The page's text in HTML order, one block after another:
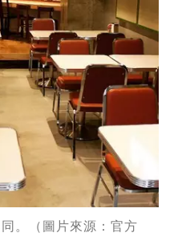
。（圖片來源：官方